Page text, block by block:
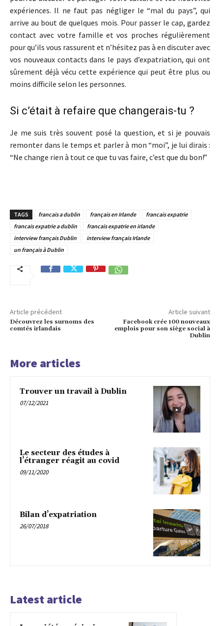
expériences. Il ne faut pas négliger le “mal du pays”, qui
arrive au bout de quelques mois. Pour passer le cap, gardez
contact avec votre famille et vos proches régulièrement
pour qu’ils vous rassurent et n’hésitez pas à en discuter avec
vos nouveaux contacts dans le pays d’expatriation, qui ont
sûrement déjà vécu cette expérience qui peut être plus ou
moins difficile selon les personnes.
Si c’était à refaire que changerais-tu ?
Je me suis très souvent posé la question, et si je pouvais
remonter dans le temps et parler à mon “moi”, je lui dirais :
“Ne change rien à tout ce que tu vas faire, c’est que du bon!”
TAGS francais a dublin français en Irlande
francais expatrie
francais expatrie a dublin
francais expatrie en irlande
interview français Dublin
interview français Irlande
un français à Dublin
Article précédent
Découvrez les surnoms des
comtés irlandais
Article suivant
Facebook crée 100 nouveaux
emplois pour son siège social à
Dublin
More articles
Trouver un travail à Dublin
07/12/2021
Le secteur des études à
l’étranger réagit au covid
09/11/2020
Bilan d’expatriation
26/07/2018
Latest article